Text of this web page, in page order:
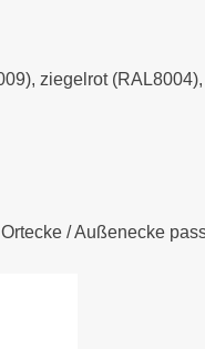
ziegelrot
/ Außenecke